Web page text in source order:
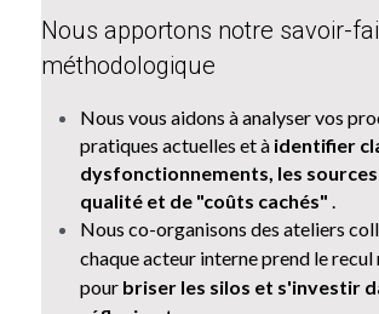
Nous apportons notre savoir-
méthodologique
Nous vous aidons à analyser vos
pratiques actuelles et à identifier
dysfonctionnements, les
qualité et de "coûts cachés"
Nous co-organisons des ateliers
chaque acteur interne prend le recul
pour briser les silos et s'investir